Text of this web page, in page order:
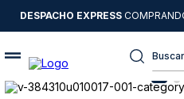
DESPACHO EXPRESS
Buscar...